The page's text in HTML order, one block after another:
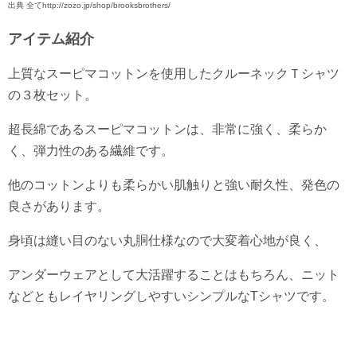
出典 全てhttp://zozo.jp/shop/brooksbrothers/
アイテム紹介
上質なスーピマコットンを使用したクルーネックＴシャツ
の３枚セット。
超長綿であるスーピマコットンは、非常に強く、柔らか
く、弾力性のある繊維です。
他のコットンよりも柔らかい肌触りと強い耐久性、発色の
良さがあります。
身頃は縫い目のない丸胴仕様なので大変着心地が良く、
アンダーウェアとして大活躍することはもちろん、ニット
などともレイヤリングしやすいシンプルなTシャツです。